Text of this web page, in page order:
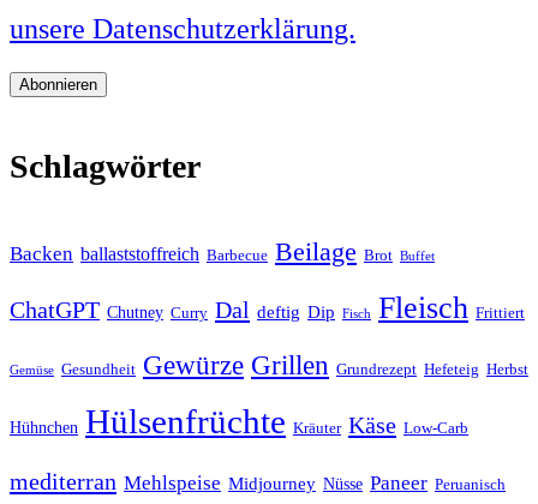
unsere Datenschutzerklärung.
Schlagwörter
Backen ballaststoffreich Barbecue Beilage Brot Buffet
ChatGPT Chutney Curry Dal deftig Dip Fisch Fleisch Frittiert
Gemüse Gesundheit Gewürze Grillen Grundrezept Hefeteig Herbst
Hühnchen Hülsenfrüchte Kräuter Käse Low-Carb
mediterran Mehlspeise Midjourney Nüsse Paneer Peruanisch